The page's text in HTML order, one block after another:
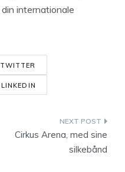
internationale
TWITTER
LINKEDIN
Cirkus Arena, med sine
silkebånd